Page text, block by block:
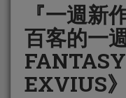
『一週新
百客的一
EXVIUS